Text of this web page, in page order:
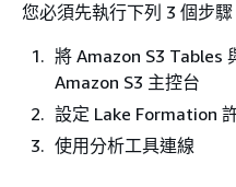
您必須先執行下列 3 個步驟
將 Amazon S3 Tables
Amazon S3 主控台
設定 Lake Formation
使用分析工具連線